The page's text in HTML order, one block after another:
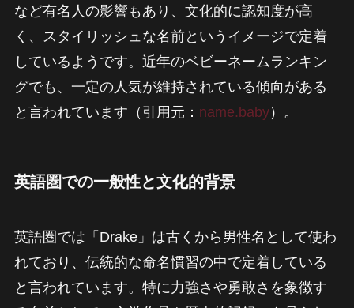
など有名人の影響もあり、文化的に認知度が高
く、スタイリッシュな名前というイメージで定着
しているようです。近年のベビーネームランキン
グでも、一定の人気が維持されている傾向がある
と言われています（引用元： name.baby）。
英語圏での一般性と文化的背景
英語圏では「Drake」は古くから男性名として使わ
れており、伝統的な命名慣習の中で定着している
と言われています。特に力強さや勇敢さを象徴す